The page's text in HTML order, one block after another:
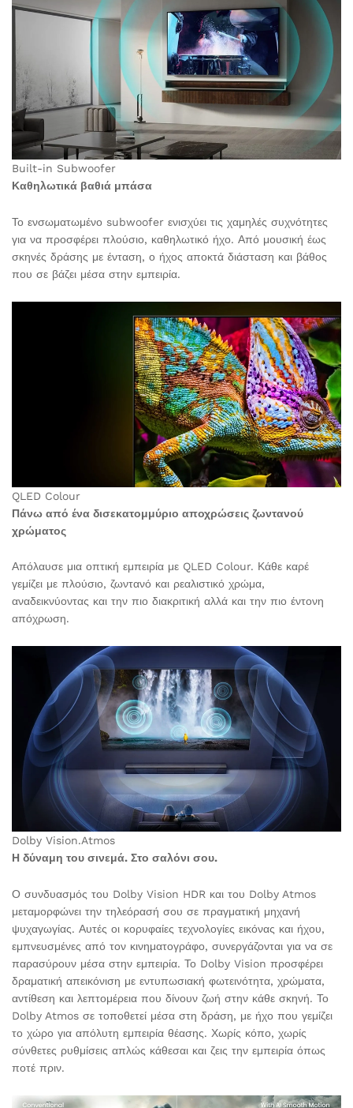
Built-in Subwoofer
Καθηλωτικά βαθιά μπάσα
Το ενσωματωμένο subwoofer ενισχύει τις χαμηλές συχνότητες
για να προσφέρει πλούσιο, καθηλωτικό ήχο. Από μουσική έως
σκηνές δράσης με ένταση, ο ήχος αποκτά διάσταση και βάθος
που σε βάζει μέσα στην εμπειρία.
QLED Colour
Πάνω από ένα δισεκατομμύριο αποχρώσεις ζωντανού
χρώματος
Απόλαυσε μια οπτική εμπειρία με QLED Colour. Κάθε καρέ
γεμίζει με πλούσιο, ζωντανό και ρεαλιστικό χρώμα,
αναδεικνύοντας και την πιο διακριτική αλλά και την πιο έντονη
απόχρωση.
Dolby Vision.Atmos
Η δύναμη του σινεμά. Στο σαλόνι σου.
Ο συνδυασμός του Dolby Vision HDR και του Dolby Atmos
μεταμορφώνει την τηλεόρασή σου σε πραγματική μηχανή
ψυχαγωγίας. Αυτές οι κορυφαίες τεχνολογίες εικόνας και ήχου,
εμπνευσμένες από τον κινηματογράφο, συνεργάζονται για να σε
παρασύρουν μέσα στην εμπειρία. Το Dolby Vision προσφέρει
δραματική απεικόνιση με εντυπωσιακή φωτεινότητα, χρώματα,
αντίθεση και λεπτομέρεια που δίνουν ζωή στην κάθε σκηνή. Το
Dolby Atmos σε τοποθετεί μέσα στη δράση, με ήχο που γεμίζει
το χώρο για απόλυτη εμπειρία θέασης. Χωρίς κόπο, χωρίς
σύνθετες ρυθμίσεις απλώς κάθεσαι και ζεις την εμπειρία όπως
ποτέ πριν.